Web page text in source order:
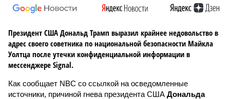
Президент США Дональд Трамп выразил крайнее недовольство в
адрес своего советника по национальной безопасности Майкла
Уолтца после утечки конфиденциальной информации в
мессенджере Signal.
Как сообщает NBC со ссылкой на осведомленные
источники, причиной гнева президента США Дональда